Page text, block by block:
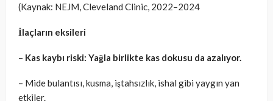
(Kaynak: NEJM, Cleveland Clinic, 2022–2024
İlaçların eksileri
– Kas kaybı riski: Yağla birlikte kas dokusu da azalıyor.
– Mide bulantısı, kusma, iştahsızlık, ishal gibi yaygın yan
etkiler.